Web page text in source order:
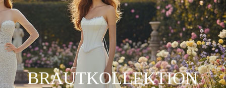
BRAUTKOLLEKTION